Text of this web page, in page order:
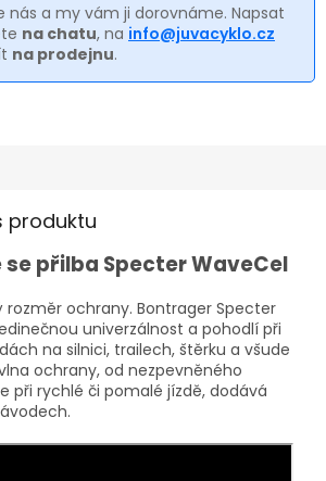
nás a my vám ji dorovnáme. Napsat
na chatu, na info@juvacyklo.cz
na prodejnu.
produktu
přilba Specter WaveCel
rozměr ochrany. Bontrager Specter
univerzálnost a pohodlí při
na silnici, trailech, štěrku a všude
ochrany, od nezpevněného
při rychlé či pomalé jízdě, dodává